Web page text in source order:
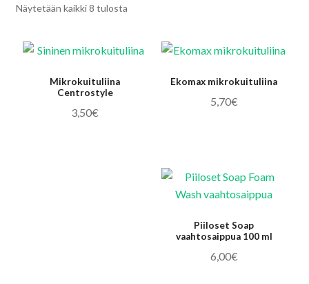
Silmälasien puhdistustuotteet
Huurteenesto
valikko
Uimalasit omilla voimakkuuksilla
Näytetään kaikki 8 tulostaSuosituimmat
Mikrokuituliina
Centrostyle
3,50€
Ekomax mikrokuituliina
5,70€
Piiloset Soap
vaahtosaippua 100 ml
6,00€